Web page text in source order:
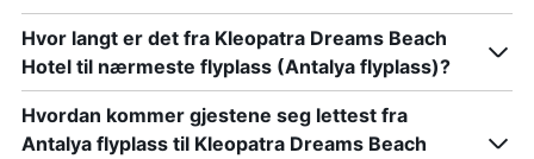
Hvor langt er det fra Kleopatra Dreams Beach
Hotel til nærmeste flyplass (Antalya flyplass)?
Hvordan kommer gjestene seg lettest fra
Antalya flyplass til Kleopatra Dreams Beach